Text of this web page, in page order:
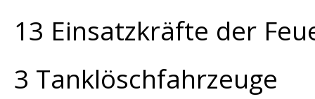
13 Einsatzkräfte der
3 Tanklöschfahrzeuge